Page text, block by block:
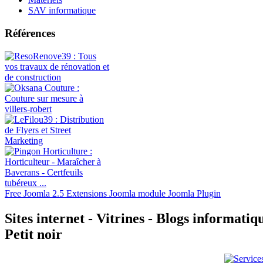
SAV informatique
Références
Free Joomla 2.5 Extensions Joomla module Joomla Plugin
Sites internet - Vitrines - Blogs
Petit noir